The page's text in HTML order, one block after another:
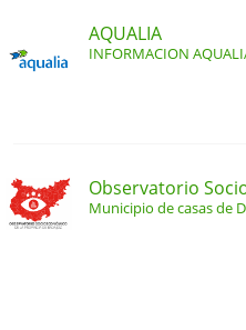
AQUALIA
INFORMACION
Observatorio
Municipio de casas de